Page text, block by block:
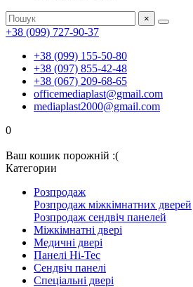
×
+38 (099) 727-90-37
+38 (099) 155-50-80
+38 (097) 855-42-48
+38 (067) 209-68-65
officemediaplast@gmail.com
mediaplast2000@gmail.com
0
Ваш кошик порожній :(
Категории
Розпродаж
Розпродаж міжкімнатних дверей
Розпродаж сендвіч панелей
Міжкімнатні двері
Медичні двері
Панелі Hi-Tec
Сендвіч панелі
Спеціальні двері